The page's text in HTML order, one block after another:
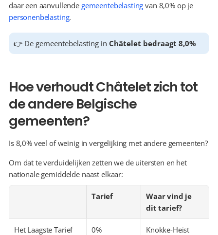
daar een aanvullende gemeentebelasting
personenbelasting.
👉 De gemeentebelasting in Châtelet bedraagt 8,0%
Hoe verhoudt Châtelet zich tot
de andere Belgische
gemeenten?
Is 8,0% veel of weinig in vergelijking met andere gemeenten?
Om dat te verduidelijken zetten we de uitersten en het
nationale gemiddelde naast elkaar:
Tarief
Waar vind je
dit tarief?
Het Laagste Tarief
0%
Knokke-Heist